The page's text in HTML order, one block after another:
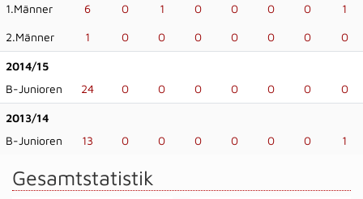
1.Männer
6 0 1 0 0 0 0 1
2.Männer 1 0 0 0 0 0 0 0
2014/15
B-Junioren
24 0 0 0 0 0 0 0
2013/14
B-Junioren
13 0 0 0 0 0 0 1
Gesamtstatistik